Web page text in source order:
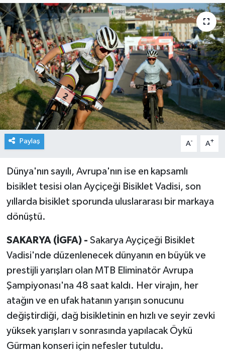
Paylaş A- A+
Dünya'nın sayılı, Avrupa'nın ise en kapsamlı
bisiklet tesisi olan Ayçiçeği Bisiklet Vadisi, son
yıllarda bisiklet sporunda uluslararası bir markaya
dönüştü.
SAKARYA (İGFA) - Sakarya Ayçiçeği Bisiklet
Vadisi'nde düzenlenecek dünyanın en büyük ve
prestijli yarışları olan MTB Eliminatör Avrupa
Şampiyonası'na 48 saat kaldı. Her virajın, her
atağın ve en ufak hatanın yarışın sonucunu
değiştirdiği, dağ bisikletinin en hızlı ve seyir zevki
yüksek yarışları v sonrasında yapılacak Öykü
Gürman konseri için nefesler tutuldu.